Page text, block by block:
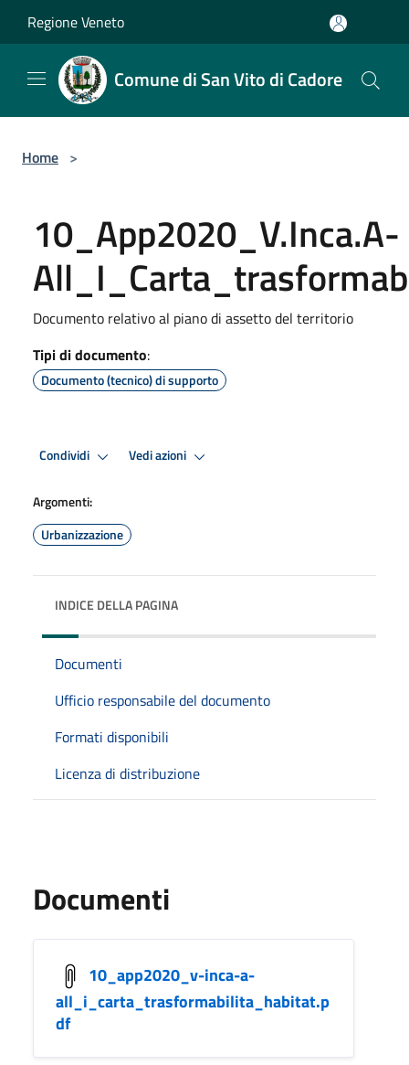
Regione Veneto
Comune di San Vito di Cadore
Home >
10_App2020_V.Inca.A-
Documento relativo al piano di assetto del territorio
Tipi di documento:
Documento (tecnico) di supporto
Condividi Vedi azioni
Argomenti:
Urbanizzazione
INDICE DELLA PAGINA
Documenti
Ufficio responsabile del documento
Formati disponibili
Licenza di distribuzione
Documenti
10_app2020_v-inca-a-
all_i_carta_trasformabilita_habitat.p
df